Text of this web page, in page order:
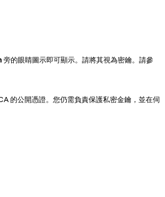
旁的眼睛圖示即可顯示。請將其視為密鑰。請參
的公開憑證。您仍需負責保護私密金鑰，並在伺